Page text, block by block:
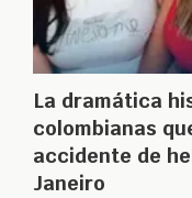
La dramática
colombianas
accidente de
Janeiro